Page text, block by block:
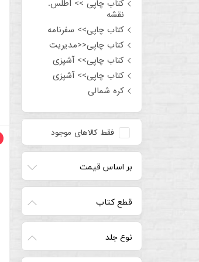
کتاب چاپی >> اطلس.
نقشه
کتاب چاپی>> سفرنامه
کتاب چاپی<<مدیریت
کتاب چاپی>> آشپزی
کتاب چاپی>> آشپزی
کره شمالی
فقط کالاهای موجود
بر اساس قیمت
قطع کتاب
نوع جلد